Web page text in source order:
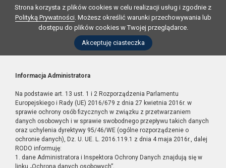
Strona korzysta z plików cookies w celu realizacji usług i zgodnie z
Polityką Prywatności. Możesz określić warunki przechowywania lub
dostępu do plików cookies w Twojej przeglądarce.
Akceptuję ciasteczka
Informacja Administratora
Na podstawie art. 13 ust. 1 i 2 Rozporządzenia Parlamentu
Europejskiego i Rady (UE) 2016/679 z dnia 27 kwietnia 2016r. w
sprawie ochrony osób fizycznych w związku z przetwarzaniem
danych osobowych i w sprawie swobodnego przepływu takich danych
oraz uchylenia dyrektywy 95/46/WE (ogólne rozporządzenie o
ochronie danych), Dz. U. UE. L. 2016.119.1 z dnia 4 maja 2016r., dalej
RODO informuję:
1. dane Administratora i Inspektora Ochrony Danych znajdują się w
linku „Ochrona danych osobowych”,